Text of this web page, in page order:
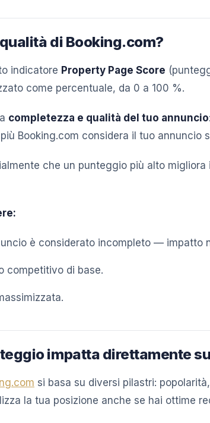
di Booking.com?
indicatore Property Page Score
come percentuale, da 0 a 100 %.
completezza e qualità del tuo annuncio
Booking.com considera il tuo
che un punteggio più alto
è considerato incompleto — impatto
competitivo di base.
impatta direttamente
si basa su diversi pilastri:
la tua posizione anche se hai ottime